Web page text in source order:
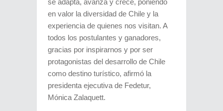
se adapta, avanza y crece, poniendo
en valor la diversidad de Chile y la
experiencia de quienes nos visitan. A
todos los postulantes y ganadores,
gracias por inspirarnos y por ser
protagonistas del desarrollo de Chile
como destino turístico, afirmó la
presidenta ejecutiva de Fedetur,
Mónica Zalaquett.